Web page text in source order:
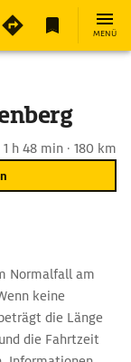
MENÜ
1 h 48 min · 180 km
Normalfall am
keine
die Länge
die Fahrtzeit